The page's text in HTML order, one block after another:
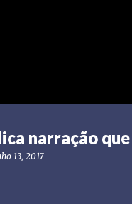
narração
13, 2017